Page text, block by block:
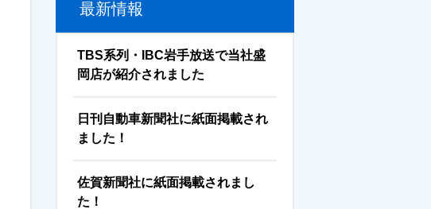
最新情報
TBS系列・IBC岩手放送で当社盛
岡店が紹介されました
日刊自動車新聞社に紙面掲載され
ました！
佐賀新聞社に紙面掲載されまし
た！